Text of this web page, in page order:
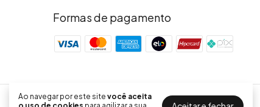
Ao navegar por este site você aceita
Formas de pagamento